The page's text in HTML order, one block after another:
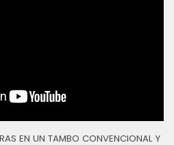
EN UN TAMBO CONVENCIONAL Y